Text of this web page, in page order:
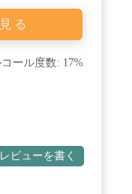
る
ール度数: 17%
レビューを書く